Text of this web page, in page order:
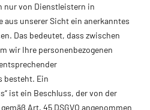
nur von Dienstleistern in
unserer Sicht ein anerkanntes
Das bedeutet, dass zwischen
wir Ihre personenbezogenen
besteht. Ein
ist ein Beschluss, der von der
Art. 45 DSGVO angenommen